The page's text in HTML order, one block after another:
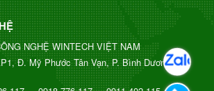
NGHỆ WINTECH VIỆT NAM
Đ. Mỹ Phước Tân Vạn, P. Bình Dương, TP.